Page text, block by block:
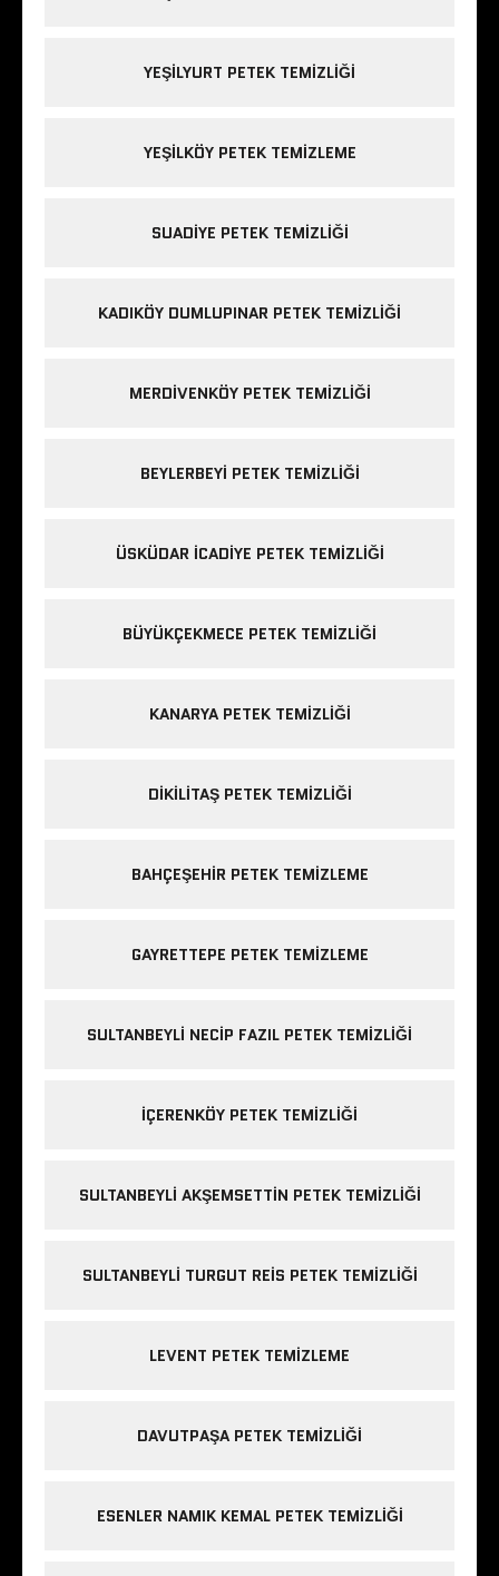
YEŞILYURT PETEK TEMIZLIĞI
YEŞILKÖY PETEK TEMIZLEME
SUADIYE PETEK TEMIZLIĞI
KADIKÖY DUMLUPINAR PETEK TEMIZLIĞI
MERDIVENKÖY PETEK TEMIZLIĞI
BEYLERBEYI PETEK TEMIZLIĞI
ÜSKÜDAR ICADIYE PETEK TEMIZLIĞI
BÜYÜKÇEKMECE PETEK TEMIZLIĞI
KANARYA PETEK TEMIZLIĞI
DIKILITAŞ PETEK TEMIZLIĞI
BAHÇEŞEHIR PETEK TEMIZLEME
GAYRETTEPE PETEK TEMIZLEME
SULTANBEYLI NECIP FAZIL PETEK TEMIZLIĞI
IÇERENKÖY PETEK TEMIZLIĞI
SULTANBEYLI AKŞEMSETTIN PETEK TEMIZLIĞI
SULTANBEYLI TURGUT REIS PETEK TEMIZLIĞI
LEVENT PETEK TEMIZLEME
DAVUTPAŞA PETEK TEMIZLIĞI
ESENLER NAMIK KEMAL PETEK TEMIZLIĞI